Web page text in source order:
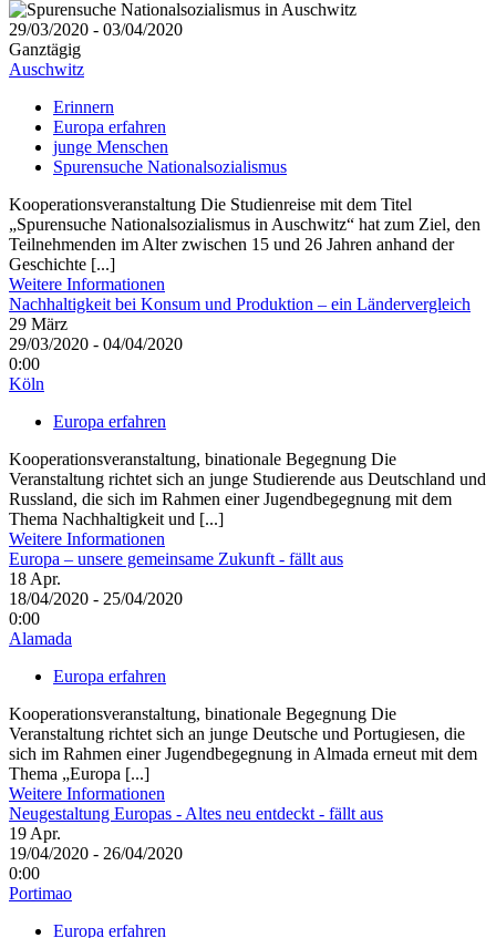
29/03/2020 - 03/04/2020
Ganztägig
Auschwitz
Erinnern
Europa erfahren
junge Menschen
Spurensuche Nationalsozialismus
Kooperationsveranstaltung Die Studienreise mit dem Titel
„Spurensuche Nationalsozialismus in Auschwitz“ hat zum Ziel, den
Teilnehmenden im Alter zwischen 15 und 26 Jahren anhand der
Geschichte [...]
Weitere Informationen
Nachhaltigkeit bei Konsum und Produktion – ein Ländervergleich
29 März
29/03/2020 - 04/04/2020
0:00
Köln
Europa erfahren
Kooperationsveranstaltung, binationale Begegnung Die
Veranstaltung richtet sich an junge Studierende aus Deutschland und
Russland, die sich im Rahmen einer Jugendbegegnung mit dem
Thema Nachhaltigkeit und [...]
Weitere Informationen
Europa – unsere gemeinsame Zukunft - fällt aus
18 Apr.
18/04/2020 - 25/04/2020
0:00
Alamada
Europa erfahren
Kooperationsveranstaltung, binationale Begegnung Die
Veranstaltung richtet sich an junge Deutsche und Portugiesen, die
sich im Rahmen einer Jugendbegegnung in Almada erneut mit dem
Thema „Europa [...]
Weitere Informationen
Neugestaltung Europas - Altes neu entdeckt - fällt aus
19 Apr.
19/04/2020 - 26/04/2020
0:00
Portimao
Europa erfahren